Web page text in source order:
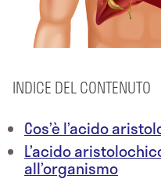
INDICE DEL CONTENUTO
Cos’è l’acido
L’acido
all’organismo